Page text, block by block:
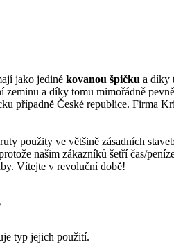
jako jediné kovanou špičku a díky
a díky tomu mimořádně
případně České republice. Firma
použity ve většině zásadních
našim zákazníků šetří čas/
Vítejte v revoluční době!
typ jejich použití.